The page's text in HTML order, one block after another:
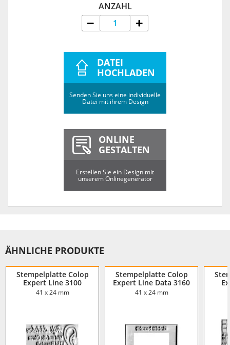
ANZAHL
DATEI
HOCHLADEN
Senden Sie uns eine individuelle
Datei mit ihrem Design
ONLINE
GESTALTEN
Erstellen Sie ein Design mit
unserem Onlinegenerator
ÄHNLICHE PRODUKTE
Stempelplatte Colop
Expert Line 3100
41 x 24 mm
Stempelplatte Colop
Expert Line Data 3160
41 x 24 mm